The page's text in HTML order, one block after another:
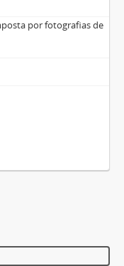
por fotografias de